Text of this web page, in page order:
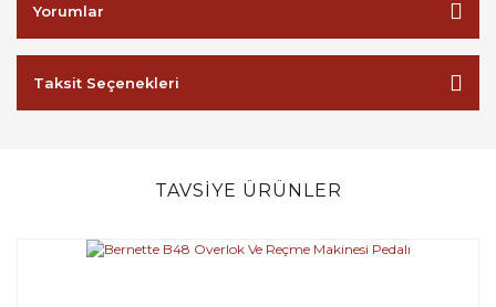
Yorumlar
Taksit Seçenekleri
TAVSİYE ÜRÜNLER